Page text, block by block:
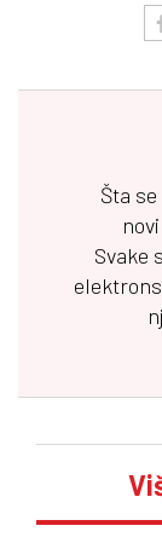
Šta
Svake